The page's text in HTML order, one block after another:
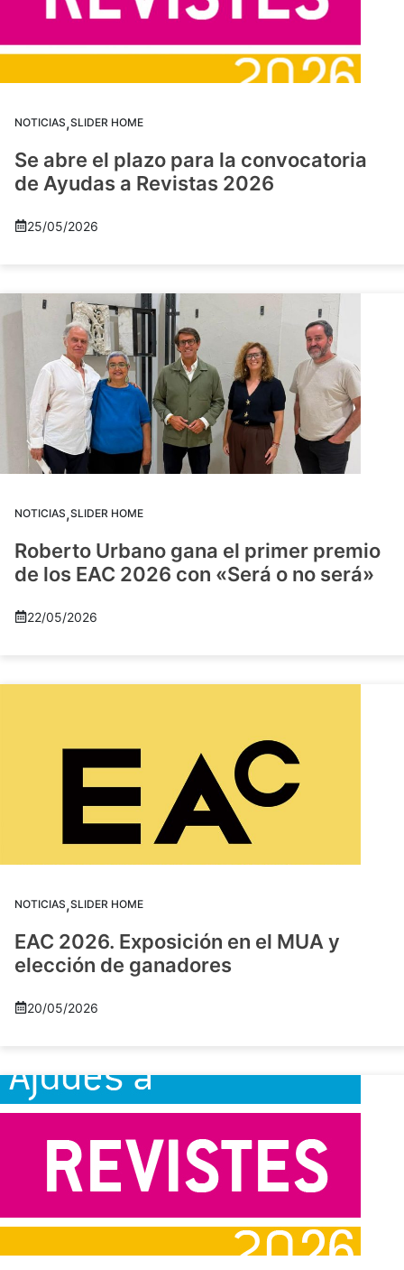
NOTICIAS,SLIDER HOME
Se abre el plazo para la convocatoria
de Ayudas a Revistas 2026
25/05/2026
NOTICIAS,SLIDER HOME
Roberto Urbano gana el primer premio
de los EAC 2026 con «Será o no será»
22/05/2026
NOTICIAS,SLIDER HOME
EAC 2026. Exposición en el MUA y
elección de ganadores
20/05/2026